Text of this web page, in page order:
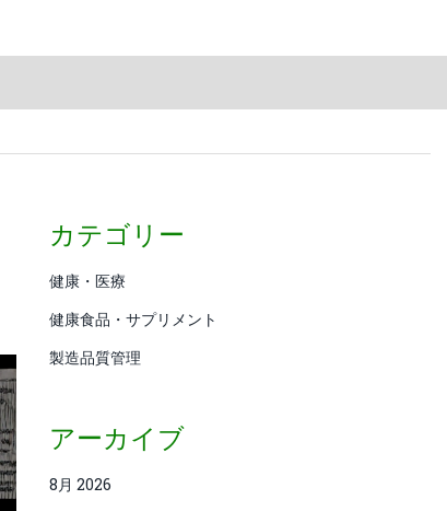
カテゴリー
健康・医療
健康食品・サプリメント
製造品質管理
アーカイブ
8月 2026